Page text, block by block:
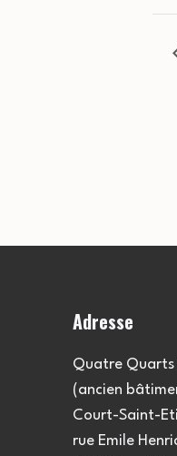
Adresse
Quatre Quarts
(ancien
Court-Saint-
rue Emile